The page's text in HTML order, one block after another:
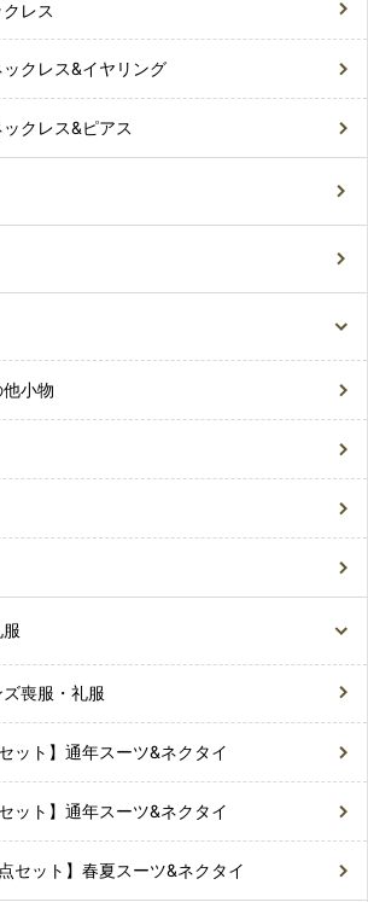
クレス
ックレス&イヤリング
ックレス&ピアス
小物
喪服・礼服
ット】通年スーツ&ネクタイ
ット】通年スーツ&ネクタイ
セット】春夏スーツ&ネクタイ